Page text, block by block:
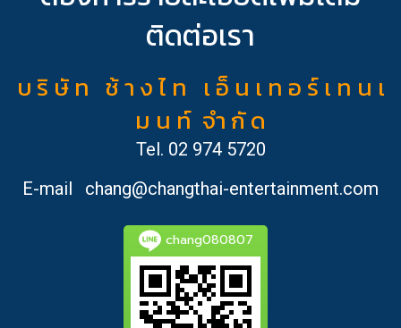
ติดต่อเรา
บ ริ ษั ท ช้ า ง ไ ท เ อ็ น เ ท อ ร์ เ ท น เ
ม น ท์ จำ กั ด
Tel. 02 974 5720
E-mail
chang@changthai-entertainment.com
chang080807